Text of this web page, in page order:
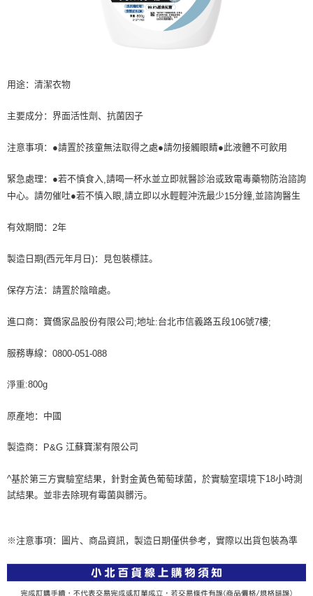
要之購買訂單資訊提供予 AFTEE ，或讓 AFTEE 蒐集處理利用您的個人資
用途：清潔衣物
主要成分：界面活性劑、抗菌因子
注意事項：●請置於孩童無法取得之處●請勿接觸眼睛●此液體不可飲用
緊急處理：●若不慎食入 請喝一杯水並立即就醫診治或致電毒藥物防治諮詢
中心。請勿催吐●若不慎入眼,請立即以水輕輕沖洗最少15分鐘,並諮詢醫生
有效期間： 2年
製造日期(西元年月日 )：見包裝標註。
保存方法：請置於陰暗處。
進口商：寶僑家品股份有限公司 ;地址:台北市信義路五段106號7樓;
服務專線： 0800-051-088
淨重:800g
原產地：中國
製造商： P&G 江蘇寶潔有限公司
^基於第三方實驗室結果，針對金黃色葡萄球菌，於實驗室環境下18小時測
試結果。並非去除現有霉菌與髒污。
※注意事項：圖片、商品資訊，製造日期僅供參考，實際以出貨包裝為準